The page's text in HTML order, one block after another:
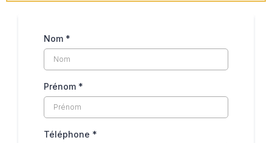
Nom *
Prénom *
Téléphone *